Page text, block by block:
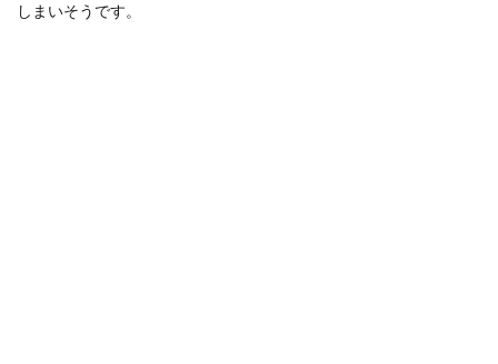
しまいそうです。